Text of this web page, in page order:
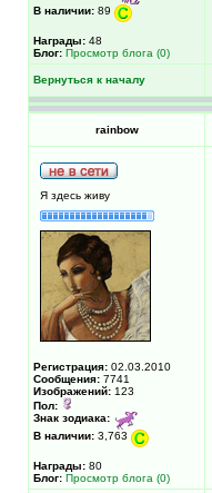
В наличии: 89
Награды: 48
Блог: Просмотр блога (0)
Вернуться к началу
rainbow
Я здесь живу
Регистрация: 02.03.2010
Сообщения: 7741
Изображений: 123
Пол:
Знак зодиака:
В наличии: 3,763
Награды: 80
Блог: Просмотр блога (0)